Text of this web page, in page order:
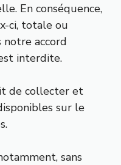
En conséquence,
ci, totale ou
accord
interdite.
de collecter et
sur le
sans